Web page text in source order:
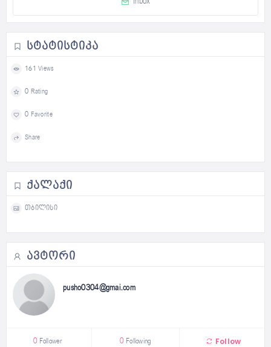
ᲡᲢᲐᲢᲘᲡᲢᲘᲙᲐ
161 Views
0 Rating
0 Favorite
Share
ᲥᲐᲚᲐᲥᲘ
თბილისი
ᲐᲕᲢᲝᲠᲘ
pusho0304@gmai.com
0 Follower 0 Following Follow